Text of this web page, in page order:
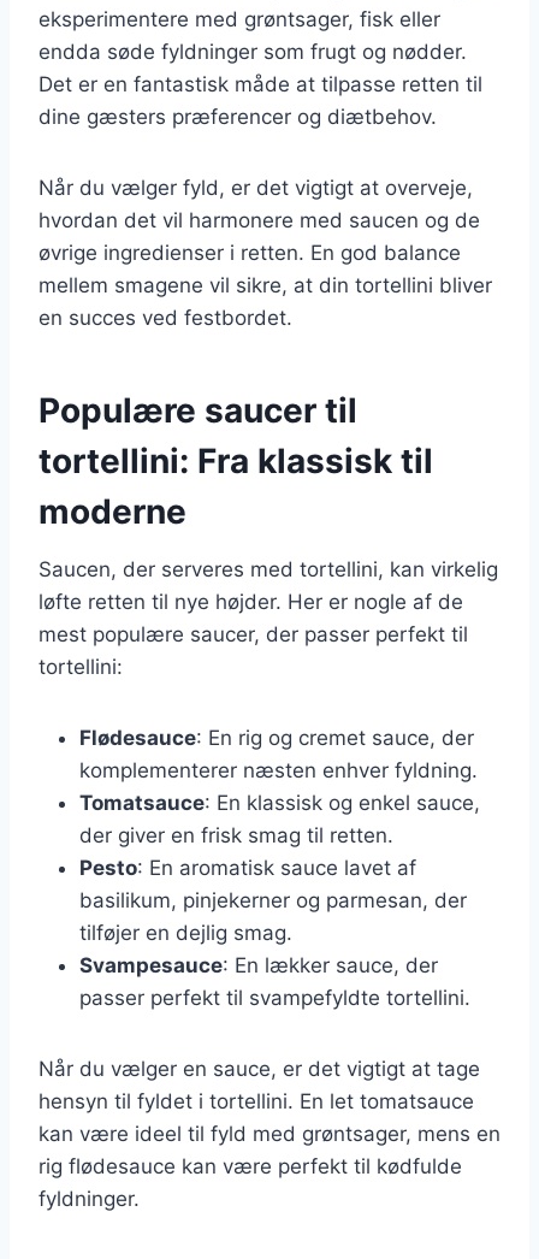
eksperimentere med grøntsager, fisk eller
endda søde fyldninger som frugt og nødder.
Det er en fantastisk måde at tilpasse retten til
dine gæsters præferencer og diætbehov.
Når du vælger fyld, er det vigtigt at overveje,
hvordan det vil harmonere med saucen og de
øvrige ingredienser i retten. En god balance
mellem smagene vil sikre, at din tortellini bliver
en succes ved festbordet.
Populære saucer til
tortellini: Fra klassisk til
moderne
Saucen, der serveres med tortellini, kan virkelig
løfte retten til nye højder. Her er nogle af de
mest populære saucer, der passer perfekt til
tortellini:
Flødesauce: En rig og cremet sauce, der
komplementerer næsten enhver fyldning.
Tomatsauce: En klassisk og enkel sauce,
der giver en frisk smag til retten.
Pesto: En aromatisk sauce lavet af
basilikum, pinjekerner og parmesan, der
tilføjer en dejlig smag.
Svampesauce: En lækker sauce, der
passer perfekt til svampefyldte tortellini.
Når du vælger en sauce, er det vigtigt at tage
hensyn til fyldet i tortellini. En let tomatsauce
kan være ideel til fyld med grøntsager, mens en
rig flødesauce kan være perfekt til kødfulde
fyldninger.